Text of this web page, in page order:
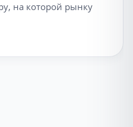
на которой рынку